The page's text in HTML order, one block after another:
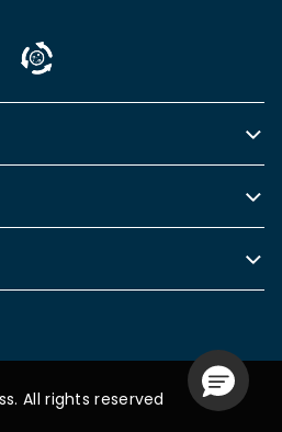
All rights reserved